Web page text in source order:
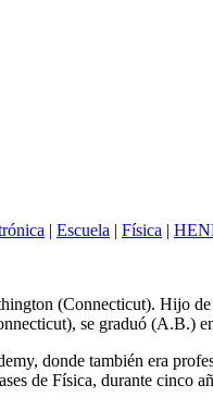
| Escuela | Física |
(Connecticut). Hijo
se graduó (A.B.)
donde también era
de Física, durante cinco